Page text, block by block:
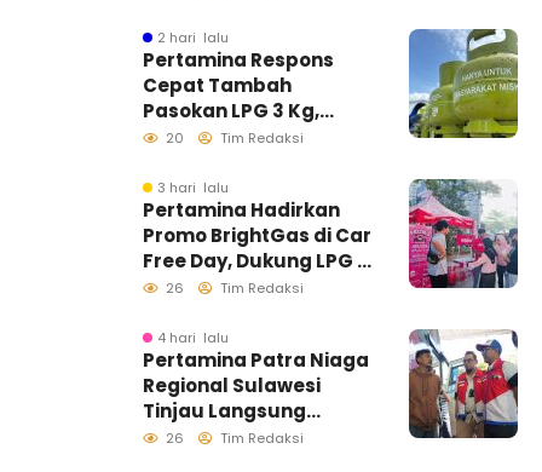
2 hari lalu
Pertamina Respons
Cepat Tambah
Pasokan LPG 3 Kg,
Kondisi Penyaluran di
Berlangsung Kondusif
20 Tim Redaksi
3 hari lalu
Pertamina Hadirkan
Promo BrightGas di Car
Free Day, Dukung LPG 3
Kg Tepat Sasaran
26 Tim Redaksi
4 hari lalu
Pertamina Patra Niaga
Regional Sulawesi
Tinjau Langsung
Pelayanan SPBU di
26 Tim Redaksi